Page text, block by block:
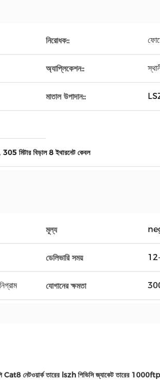
নিরোধক::
অ্যাপ্লিকেশন::
মাতাল উপাদান::
305 মিটার বিড়াল 8 ইথারনেট কেবল
মূল্য
ডেলিভারি সময় 12-
যোগানের ক্ষমতা
Cat8 নেটওয়ার্ক তারের lszh পিভিসি জ্যাকেট তারের